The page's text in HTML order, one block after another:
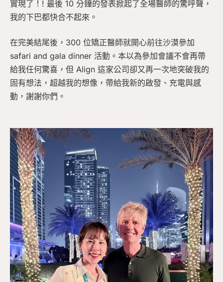
實現了！! 最後 10 分鐘的發表掀起了全場醫師的驚呼聲，
我的下巴都快合不起來。
在完美結尾後，300 位矯正醫師就開心前往沙漠參加
safari and gala dinner 活動。本以為參加會議不會再帶
給我任何驚喜，但 Align 這家公司卻又再一次地突破我的
固有想法，超越我的想像，帶給我新的啟發、充電與感
動，謝謝你們。